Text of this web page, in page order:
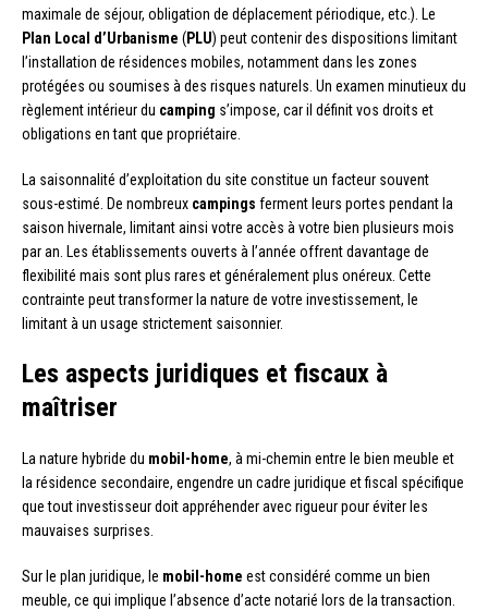
maximale de séjour, obligation de déplacement périodique, etc.). Le
Plan Local d’Urbanisme (PLU) peut contenir des dispositions limitant
l’installation de résidences mobiles, notamment dans les zones
protégées ou soumises à des risques naturels. Un examen minutieux du
règlement intérieur du camping s’impose, car il définit vos droits et
obligations en tant que propriétaire.
La saisonnalité d’exploitation du site constitue un facteur souvent
sous-estimé. De nombreux campings ferment leurs portes pendant la
saison hivernale, limitant ainsi votre accès à votre bien plusieurs mois
par an. Les établissements ouverts à l’année offrent davantage de
flexibilité mais sont plus rares et généralement plus onéreux. Cette
contrainte peut transformer la nature de votre investissement, le
limitant à un usage strictement saisonnier.
Les aspects juridiques et fiscaux à
maîtriser
La nature hybride du mobil-home, à mi-chemin entre le bien meuble et
la résidence secondaire, engendre un cadre juridique et fiscal spécifique
que tout investisseur doit appréhender avec rigueur pour éviter les
mauvaises surprises.
Sur le plan juridique, le mobil-home est considéré comme un bien
meuble, ce qui implique l’absence d’acte notarié lors de la transaction.